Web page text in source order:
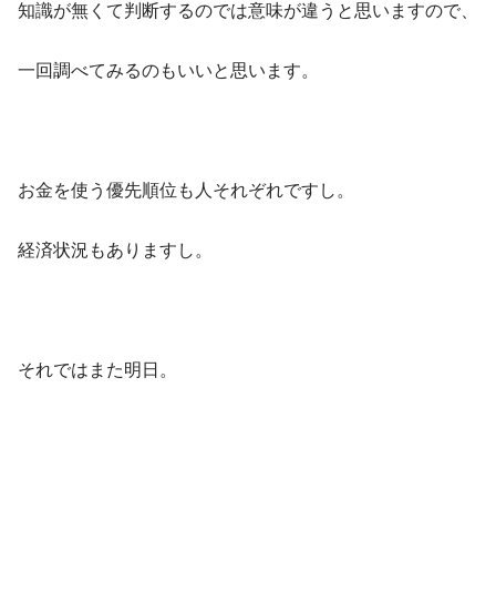
知識が無くて判断するのでは意味が違うと思いますので、
一回調べてみるのもいいと思います。
お金を使う優先順位も人それぞれですし。
経済状況もありますし。
それではまた明日。